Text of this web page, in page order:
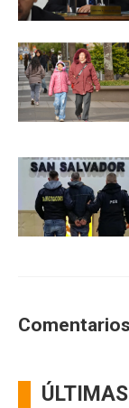
Comentarios